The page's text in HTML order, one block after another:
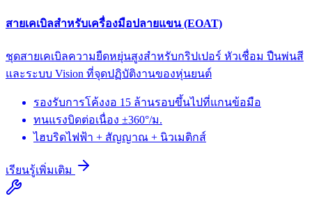
สายเคเบิลสำหรับเครื่องมือปลายแขน (EOAT)
ชุดสายเคเบิลความยืดหยุ่นสูงสำหรับกริปเปอร์ หัวเชื่อม ปืนพ่นสี
และระบบ Vision ที่จุดปฏิบัติงานของหุ่นยนต์
รองรับการโค้งงอ 15 ล้านรอบขึ้นไปที่แกนข้อมือ
ทนแรงบิดต่อเนื่อง ±360°/ม.
ไฮบริดไฟฟ้า + สัญญาณ + นิวเมติกส์
เรียนรู้เพิ่มเติม